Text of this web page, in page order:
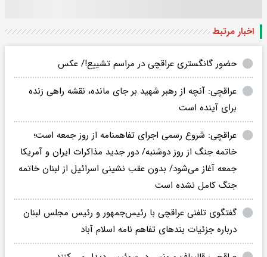
اخبار مرتبط
حضور گانگستری عراقچی در مراسم تشییع!/ عکس
عراقچی: آنچه از رهبر شهید بر جای مانده، نقشه راهی زنده
برای آینده است
عراقچی: شروع رسمی اجرای تفاهمنامه از روز جمعه است؛
خاتمه جنگ از روز دوشنبه/ دور جدید مذاکرات ایران و آمریکا
جمعه آغاز می‌شود/ بدون عقب نشینی اسرائیل از لبنان خاتمه
جنگ کامل نشده است
گفتگوی تلفنی عراقچی با رئیس‌جمهور و رئیس مجلس لبنان
درباره جزئیات بندهای تفاهم نامه اسلام آباد